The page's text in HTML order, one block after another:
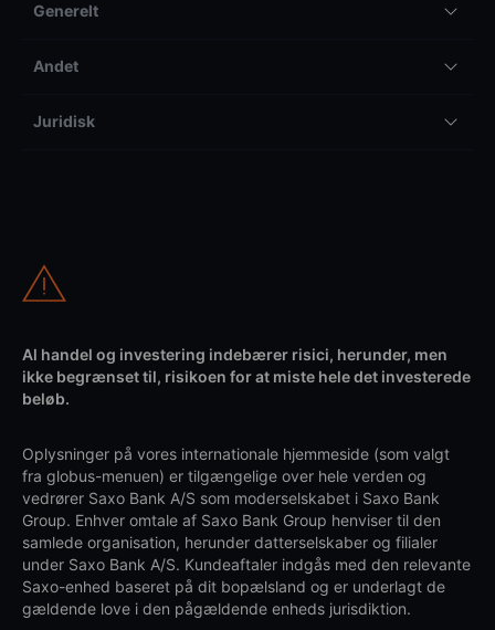
Generelt
Andet
Juridisk
Al handel og investering indebærer risici, herunder, men
ikke begrænset til, risikoen for at miste hele det investerede
beløb.
Oplysninger på vores internationale hjemmeside (som valgt
fra globus-menuen) er tilgængelige over hele verden og
vedrører Saxo Bank A/S som moderselskabet i Saxo Bank
Group. Enhver omtale af Saxo Bank Group henviser til den
samlede organisation, herunder datterselskaber og filialer
under Saxo Bank A/S. Kundeaftaler indgås med den relevante
Saxo-enhed baseret på dit bopælsland og er underlagt de
gældende love i den pågældende enheds jurisdiktion.